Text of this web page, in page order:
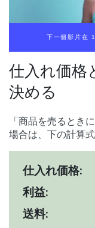
下一個影片在 1
仕入れ価格
決める
「商品を売るとき
場合は、下の計算式
仕入れ価格:
利益:
送料: